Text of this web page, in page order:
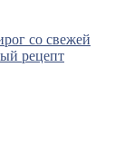
со свежей
рецепт